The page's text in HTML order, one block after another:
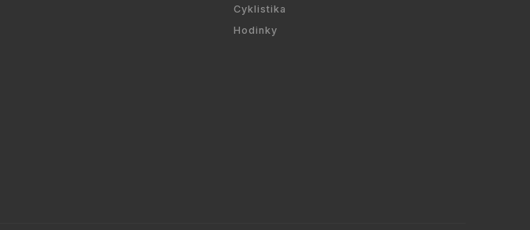
Cyklistika
Hodinky